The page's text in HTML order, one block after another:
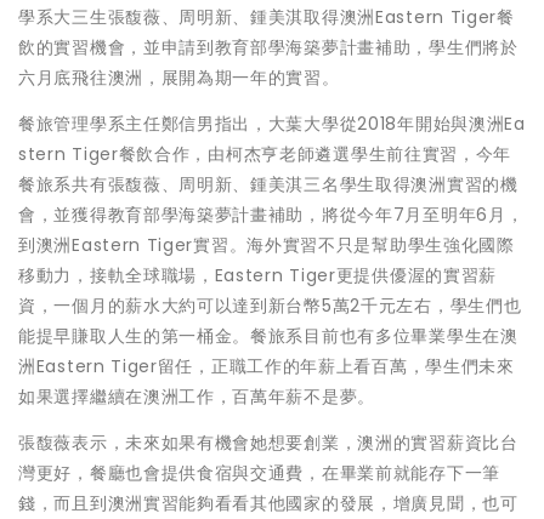
學系大三生張馥薇、周明新、鍾美淇取得澳洲Eastern Tiger餐
飲的實習機會，並申請到教育部學海築夢計畫補助，學生們將於
六月底飛往澳洲，展開為期一年的實習。
餐旅管理學系主任鄭信男指出，大葉大學從2018年開始與澳洲Ea
stern Tiger餐飲合作，由柯杰亨老師遴選學生前往實習，今年
餐旅系共有張馥薇、周明新、鍾美淇三名學生取得澳洲實習的機
會，並獲得教育部學海築夢計畫補助，將從今年7月至明年6月，
到澳洲Eastern Tiger實習。海外實習不只是幫助學生強化國際
移動力，接軌全球職場，Eastern Tiger更提供優渥的實習薪
資，一個月的薪水大約可以達到新台幣5萬2千元左右，學生們也
能提早賺取人生的第一桶金。餐旅系目前也有多位畢業學生在澳
洲Eastern Tiger留任，正職工作的年薪上看百萬，學生們未來
如果選擇繼續在澳洲工作，百萬年薪不是夢。
張馥薇表示，未來如果有機會她想要創業，澳洲的實習薪資比台
灣更好，餐廳也會提供食宿與交通費，在畢業前就能存下一筆
錢，而且到澳洲實習能夠看看其他國家的發展，增廣見聞，也可